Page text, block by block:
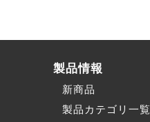
製品情報
新商品
製品カテゴリ一覧